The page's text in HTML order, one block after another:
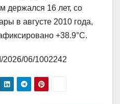
держался 16 лет, со
в августе 2010 года,
+38.9°C.
2026/06/1002242